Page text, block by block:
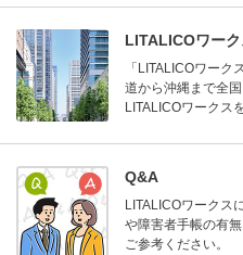
LITALICOワー
「LITALICOワー
道から沖縄まで全
LITALICOワークス
Q&A
LITALICOワークス
や障害者手帳の有
ご参考ください。